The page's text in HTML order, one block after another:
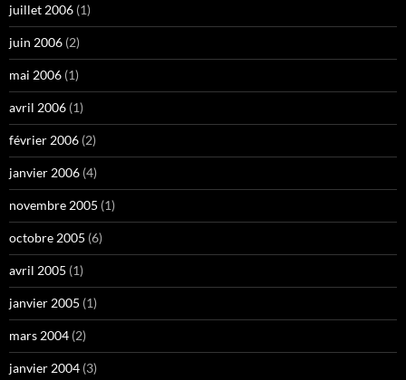
juillet 2006 (1)
juin 2006 (2)
mai 2006 (1)
avril 2006 (1)
février 2006 (2)
janvier 2006 (4)
novembre 2005 (1)
octobre 2005 (6)
avril 2005 (1)
janvier 2005 (1)
mars 2004 (2)
janvier 2004 (3)